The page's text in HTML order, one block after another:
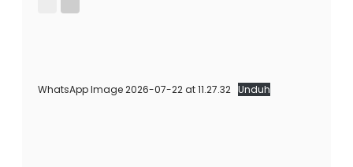
WhatsApp Image 2026-07-22 at 11.27.32 Unduh